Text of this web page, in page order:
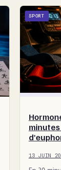
SPORT
13 JUIN